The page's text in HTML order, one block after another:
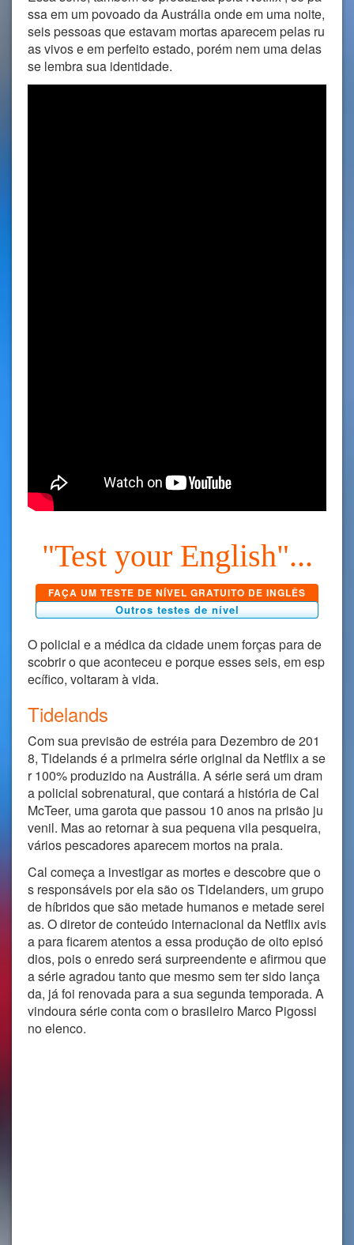
ssa em um povoado da Austrália onde em uma noite,
seis pessoas que estavam mortas aparecem pelas ru
as vivos e em perfeito estado, porém nem uma delas
se lembra sua identidade.
"Test your English"...
FAÇA UM TESTE DE NÍVEL GRATUITO DE INGLÊS
Outros testes de nível
O policial e a médica da cidade unem forças para de
scobrir o que aconteceu e porque esses seis, em esp
ecífico, voltaram à vida.
Tidelands
Com sua previsão de estréia para Dezembro de 201
8, Tidelands é a primeira série original da Netflix a se
r 100% produzido na Austrália. A série será um dram
a policial sobrenatural, que contará a história de Cal
McTeer, uma garota que passou 10 anos na prisão ju
venil. Mas ao retornar à sua pequena vila pesqueira,
vários pescadores aparecem mortos na praia.
Cal começa a investigar as mortes e descobre que o
s responsáveis por ela são os Tidelanders, um grupo
de híbridos que são metade humanos e metade serei
as. O diretor de conteúdo internacional da Netflix avis
a para ficarem atentos a essa produção de oito episó
dios, pois o enredo será surpreendente e afirmou que
a série agradou tanto que mesmo sem ter sido lança
da, já foi renovada para a sua segunda temporada. A
vindoura série conta com o brasileiro Marco Pigossi
no elenco.